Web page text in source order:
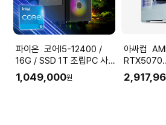
파이온 코어I5-12400 /
16G / SSD 1T 조립PC 사
무용 데스크탑 본체 가정용
업무용
1,049,000원
아싸컴 AMD 7500X3D
RTX5070
조립PC 게